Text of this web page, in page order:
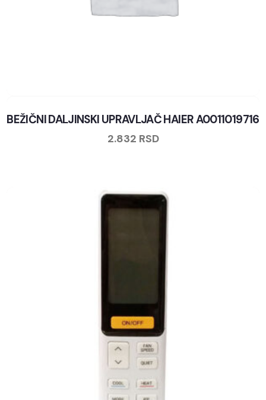
BEŽIČNI DALJINSKI UPRAVLJAČ HAIER A0011019716
2.832 RSD